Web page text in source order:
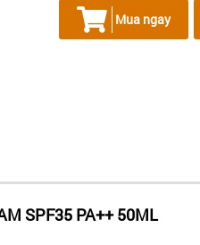
Mua ngay
SPF35 PA++ 50ML